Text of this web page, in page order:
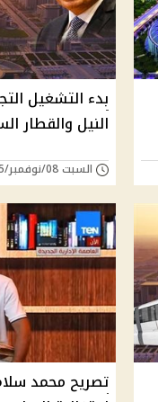
بدء التشغيل
النيل والقطار السريع 9
السبت 08/نوفمبر/2025 - 02:00 ص
تصريح محمد